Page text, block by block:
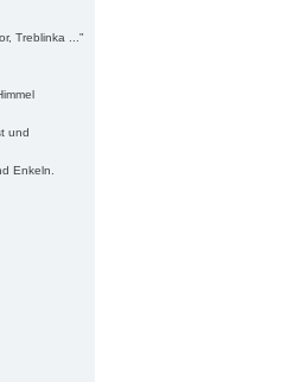
Treblinka ..."
und
Enkeln.